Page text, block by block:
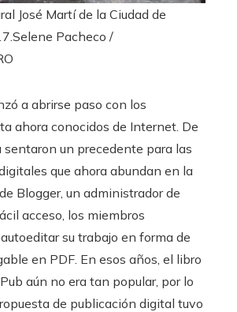
José Martí de la Ciudad de
Selene Pacheco /
a abrirse paso con los
ahora conocidos de Internet. De
sentaron un precedente para las
que ahora abundan en la
Blogger, un administrador de
acceso, los miembros
su trabajo en forma de
en PDF. En esos años, el libro
aún no era tan popular, por lo
de publicación digital tuvo